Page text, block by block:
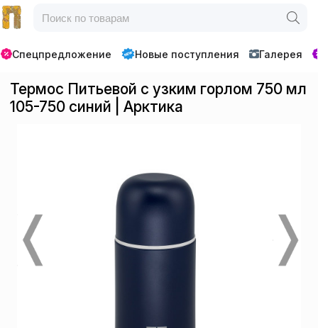
Спецпредложение Новые поступления Галерея
Термос Питьевой с узким горлом 750 мл
105-750 синий | Арктика